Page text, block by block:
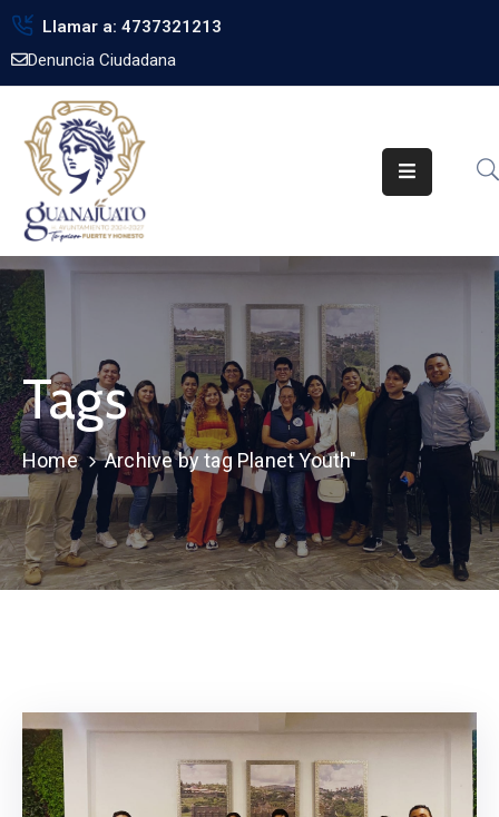
Llamar a: 4737321213
Denuncia Ciudadana
Inicio
Gobierno
Trámites
Noticias
Transparencia
Obra
Pública
Biblioteca
Tags
Home Archive by tag Planet Youth"